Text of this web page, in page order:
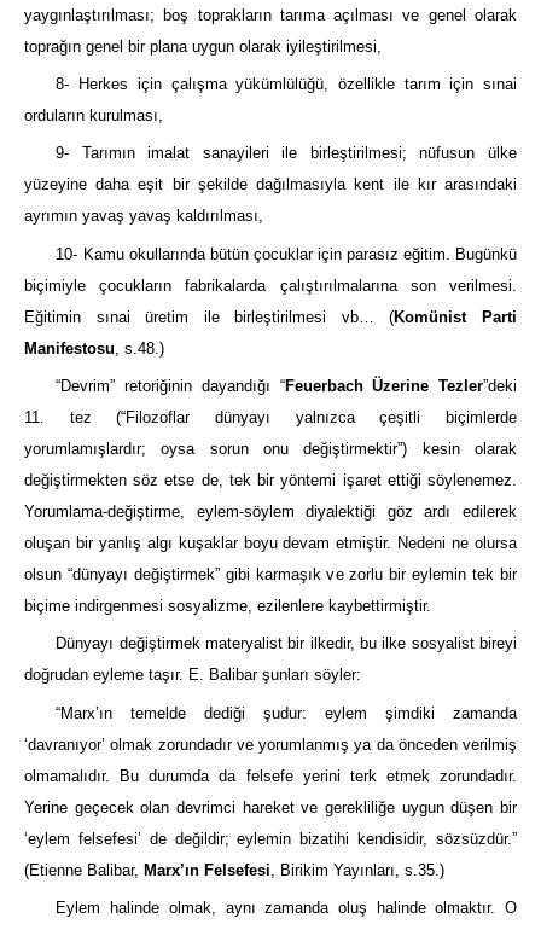
yaygınlaştırılması; boş toprakların tarıma açılması ve genel olarak
toprağın genel bir plana uygun olarak iyileştirilmesi,
8- Herkes için çalışma yükümlülüğü, özellikle tarım için sınai
orduların kurulması,
9- Tarımın imalat sanayileri ile birleştirilmesi; nüfusun ülke
yüzeyine daha eşit bir şekilde dağılmasıyla kent ile kır arasındaki
ayrımın yavaş yavaş kaldırılması,
10- Kamu okullarında bütün çocuklar için parasız eğitim. Bugünkü
biçimiyle çocukların fabrikalarda çalıştırılmalarına son verilmesi.
Eğitimin sınai üretim ile birleştirilmesi vb… (Komünist Parti
Manifestosu , s.48.)
“Devrim” retoriğinin dayandığı “Feuerbach Üzerine Tezler”deki
11. tez (“Filozoflar dünyayı yalnızca çeşitli biçimlerde
yorumlamışlardır; oysa sorun onu değiştirmektir”) kesin olarak
değiştirmekten söz etse de, tek bir yöntemi işaret ettiği söylenemez.
Yorumlama-değiştirme, eylem-söylem diyalektiği göz ardı edilerek
oluşan bir yanlış algı kuşaklar boyu devam etmiştir. Nedeni ne olursa
olsun “dünyayı değiştirmek” gibi karmaşık ve zorlu bir eylemin tek bir
biçime indirgenmesi sosyalizme, ezilenlere kaybettirmiştir.
Dünyayı değiştirmek materyalist bir ilkedir, bu ilke sosyalist bireyi
doğrudan eyleme taşır. E. Balibar şunları söyler:
“Marx’ın temelde dediği şudur: eylem şimdiki zamanda
‘davranıyor’ olmak zorundadır ve yorumlanmış ya da önceden verilmiş
olmamalıdır. Bu durumda da felsefe yerini terk etmek zorundadır.
Yerine geçecek olan devrimci hareket ve gerekliliğe uygun düşen bir
‘eylem felsefesi’ de değildir; eylemin bizatihi kendisidir, sözsüzdür.”
(Etienne Balibar, Marx’ın Felsefesi , Birikim Yayınları, s.35.)
Eylem halinde olmak, aynı zamanda oluş halinde olmaktır. O